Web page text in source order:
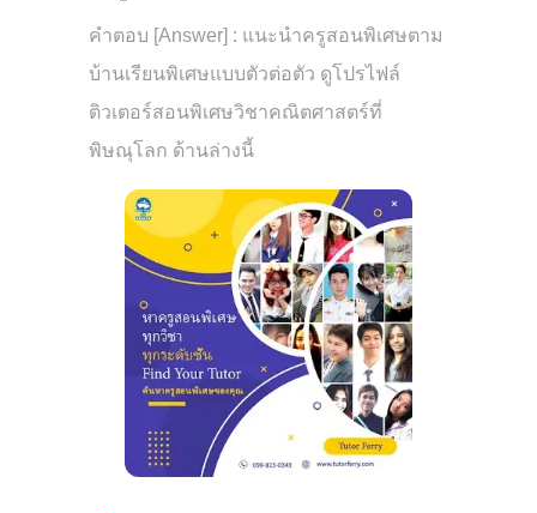
คำตอบ [Answer] : แนะนำครูสอนพิเศษตาม
บ้านเรียนพิเศษแบบตัวต่อตัว ดูโปรไฟล์
ติวเตอร์สอนพิเศษวิชาคณิตศาสตร์ที่
พิษณุโลก ด้านล่างนี้